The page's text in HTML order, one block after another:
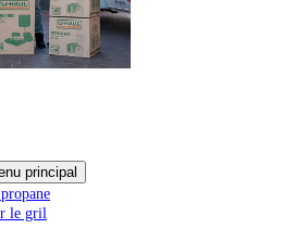
principal
le gril